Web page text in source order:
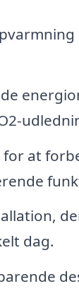
for at
dag.